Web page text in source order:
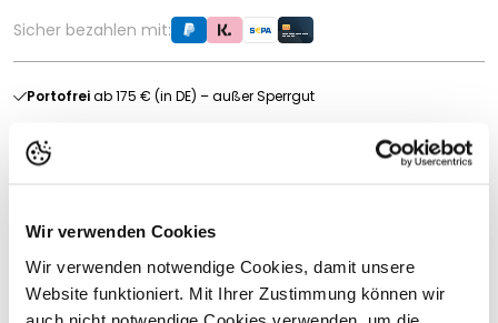
Wir verwenden Cookies
Wir verwenden notwendige Cookies, damit unsere
Website funktioniert. Mit Ihrer Zustimmung können wir
auch nicht notwendige Cookies verwenden, um die
Sicher bezahlen mit:
Portofreiab 175 € (in DE) – außer Sperrgut
30-tägiges
Produktbeschreibung
Bruder Zubehör Baustelle 1:16